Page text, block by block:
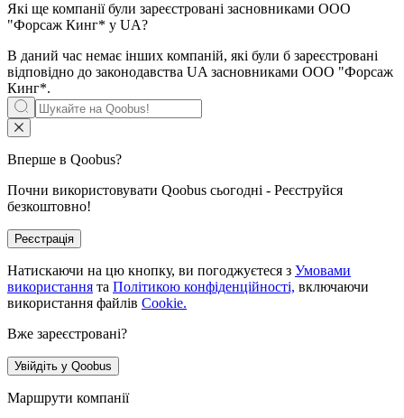
Які ще компанії були зареєстровані засновниками ООО
"Форсаж Кинг* у UA?
В даний час немає інших компаній, які були б зареєстровані
відповідно до законодавства UA засновниками ООО "Форсаж
Кинг*.
Вперше в Qoobus?
Почни використовувати Qoobus сьогодні - Реєструйся
безкоштовно!
Реєстрація
Натискаючи на цю кнопку, ви погоджуєтеся з Умовами
використання та Політикою конфіденційності, включаючи
використання файлів Cookie.
Вже зареєстровані?
Увійдіть у Qoobus
Маршрути компанії